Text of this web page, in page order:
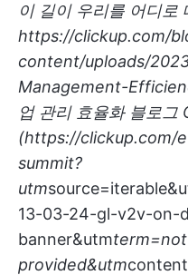
이 길이 우리를 어디
https://clickup.com/
content/uploads/
Management-
업 관리 효율화 블로
(https://clickup.com/
summit?
utm
13-03-24-gl-v2v-on-
banner&utm
provided&utm